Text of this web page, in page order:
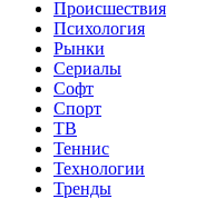
Происшествия
Психология
Рынки
Сериалы
Софт
Спорт
ТВ
Теннис
Технологии
Тренды